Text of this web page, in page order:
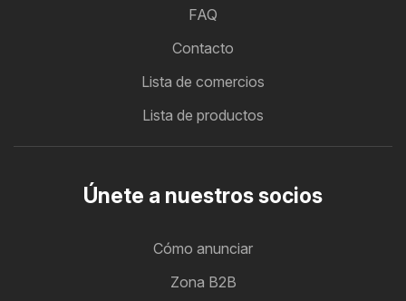
FAQ
Contacto
Lista de comercios
Lista de productos
Únete a nuestros socios
Cómo anunciar
Zona B2B